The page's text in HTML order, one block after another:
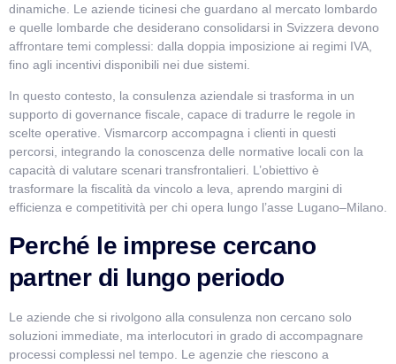
dinamiche. Le aziende ticinesi che guardano al mercato lombardo
e quelle lombarde che desiderano consolidarsi in Svizzera devono
affrontare temi complessi: dalla doppia imposizione ai regimi IVA,
fino agli incentivi disponibili nei due sistemi.
In questo contesto, la consulenza aziendale si trasforma in un
supporto di governance fiscale, capace di tradurre le regole in
scelte operative. Vismarcorp accompagna i clienti in questi
percorsi, integrando la conoscenza delle normative locali con la
capacità di valutare scenari transfrontalieri. L’obiettivo è
trasformare la fiscalità da vincolo a leva, aprendo margini di
efficienza e competitività per chi opera lungo l’asse Lugano–Milano.
Perché le imprese cercano
partner di lungo periodo
Le aziende che si rivolgono alla consulenza non cercano solo
soluzioni immediate, ma interlocutori in grado di accompagnare
processi complessi nel tempo. Le agenzie che riescono a